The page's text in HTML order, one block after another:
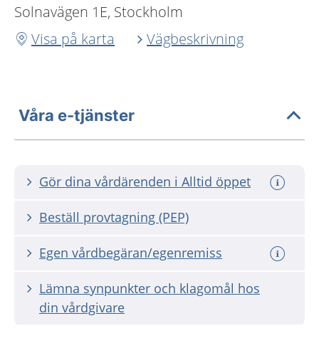
Solnavägen 1E, Stockholm
Visa på karta
Vägbeskrivning
Våra e-tjänster
Gör dina vårdärenden i Alltid öppet
Beställ provtagning (PEP)
Egen vårdbegäran/egenremiss
Lämna synpunkter och klagomål hos
din vårdgivare